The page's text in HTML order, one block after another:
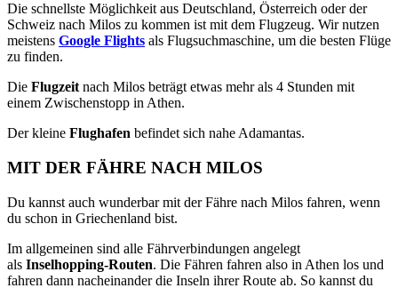
Die schnellste Möglichkeit aus Deutschland, Österreich oder der
Schweiz nach Milos zu kommen ist mit dem Flugzeug. Wir nutzen
meistens Google Flights als Flugsuchmaschine, um die besten Flüge
zu finden.
Die Flugzeitnach Milos beträgt etwas mehr als 4 Stunden mit
einem Zwischenstopp in Athen.
Der kleine Flughafen befindet sich nahe Adamantas.
MIT DER FÄHRE NACH MILOS
Du kannst auch wunderbar mit der Fähre nach Milos fahren, wenn
du schon in Griechenland bist.
Im allgemeinen sind alle Fährverbindungen angelegt
als Inselhopping-Routen. Die Fähren fahren also in Athen los und
fahren dann nacheinander die Inseln ihrer Route ab. So kannst du